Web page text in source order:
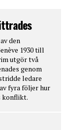
den
1930 till
utgör två
genom
ledare
fyra följer hur
konflikt.